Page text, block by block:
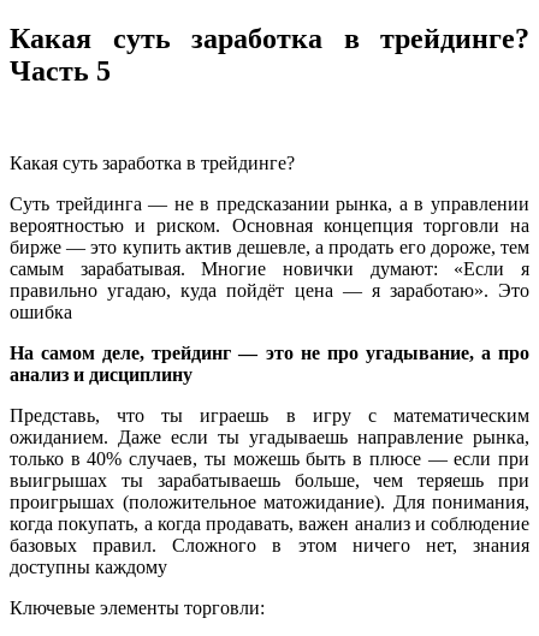
Какая суть заработка в трейдинге?
Часть 5
Какая суть заработка в трейдинге?
Суть трейдинга — не в предсказании рынка, а в управлении
вероятностью и риском. Основная концепция торговли на
бирже — это купить актив дешевле, а продать его дороже, тем
самым зарабатывая. Многие новички думают: «Если я
правильно угадаю, куда пойдёт цена — я заработаю». Это
ошибка
На самом деле, трейдинг — это не про угадывание, а про
анализ и дисциплину
Представь, что ты играешь в игру с математическим
ожиданием. Даже если ты угадываешь направление рынка,
только в 40% случаев, ты можешь быть в плюсе — если при
выигрышах ты зарабатываешь больше, чем теряешь при
проигрышах (положительное матожидание). Для понимания,
когда покупать, а когда продавать, важен анализ и соблюдение
базовых правил. Сложного в этом ничего нет, знания
доступны каждому
Ключевые элементы торговли: